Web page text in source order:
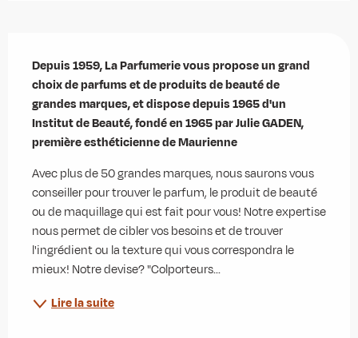
Depuis 1959, La Parfumerie vous propose un grand
choix de parfums et de produits de beauté de
grandes marques, et dispose depuis 1965 d'un
Institut de Beauté, fondé en 1965 par Julie GADEN,
première esthéticienne de Maurienne
Avec plus de 50 grandes marques, nous saurons vous
conseiller pour trouver le parfum, le produit de beauté
ou de maquillage qui est fait pour vous! Notre expertise
nous permet de cibler vos besoins et de trouver
l'ingrédient ou la texture qui vous correspondra le
mieux! Notre devise? "Colporteurs...
Lire la suite